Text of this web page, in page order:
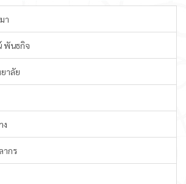
า
พันธกิจ
าลัย
ง
ากร